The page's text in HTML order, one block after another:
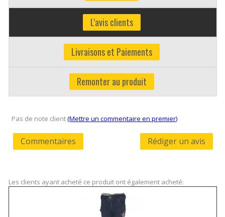
L'avis clients
Livraisons et Paiements
Remonter au produit
Pas de note client(Mettre un commentaire en premier)
Commentaires Rédiger un avis
Les clients ayant acheté ce produit ont également acheté: